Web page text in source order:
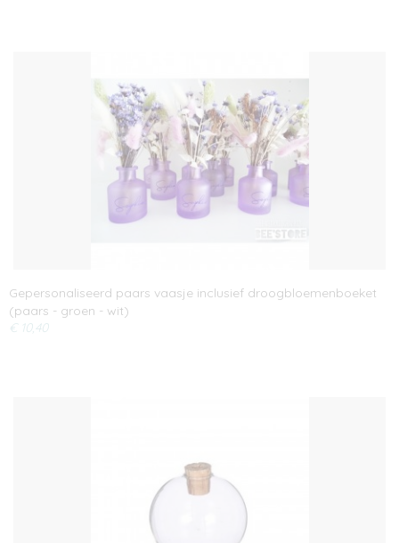
Gepersonaliseerd paars vaasje inclusief droogbloemenboeket
(paars - groen - wit)
€ 10,40